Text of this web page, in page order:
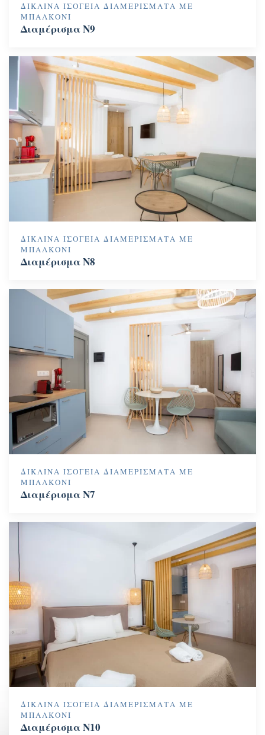
ΔΊΚΛΙΝΑ ΙΣΌΓΕΙΑ ΔΙΑΜΕΡΊΣΜΑΤΑ ΜΕ
ΜΠΑΛΚΌΝΙ
Διαμέρισμα N9
ΔΊΚΛΙΝΑ ΙΣΌΓΕΙΑ ΔΙΑΜΕΡΊΣΜΑΤΑ ΜΕ
ΜΠΑΛΚΌΝΙ
Διαμέρισμα N8
ΔΊΚΛΙΝΑ ΙΣΌΓΕΙΑ ΔΙΑΜΕΡΊΣΜΑΤΑ ΜΕ
ΜΠΑΛΚΌΝΙ
Διαμέρισμα N7
ΔΊΚΛΙΝΑ ΙΣΌΓΕΙΑ ΔΙΑΜΕΡΊΣΜΑΤΑ ΜΕ
ΜΠΑΛΚΌΝΙ
Διαμέρισμα N10